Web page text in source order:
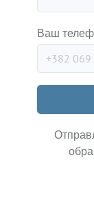
Ваш